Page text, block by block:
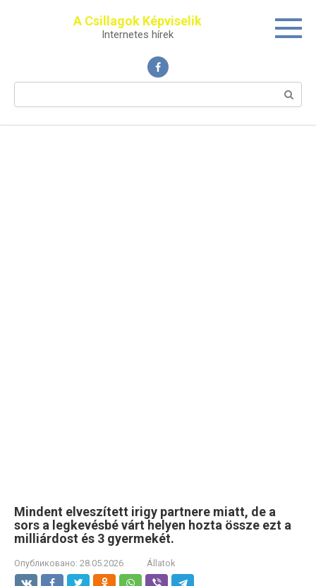
A Csillagok Képviselik
Internetes hírek
Поиск:
Mindent elveszített irigy partnere miatt, de a
sors a legkevésbé várt helyen hozta össze ezt a
milliárdost és 3 gyermekét.
Опубликовано: 28.05.2026 Állatok